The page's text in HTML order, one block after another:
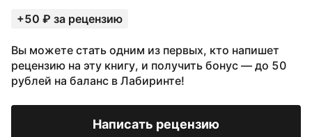
+50 ₽ за рецензию
Вы можете стать одним из первых, кто напишет
рецензию на эту книгу, и получить бонус — до 50
рублей на баланс в Лабиринте!
Написать рецензию